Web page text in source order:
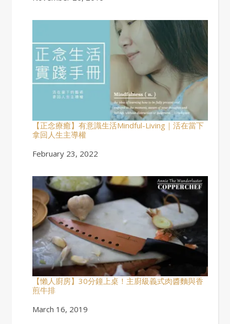
【正念療癒】有意識生活Mindful-Living｜活在當下
拿回人生主導權
Date
February 23, 2022
【懶人廚房】30分鐘上桌！主廚級義式肉醬麵與香
煎牛排
Date
March 16, 2019